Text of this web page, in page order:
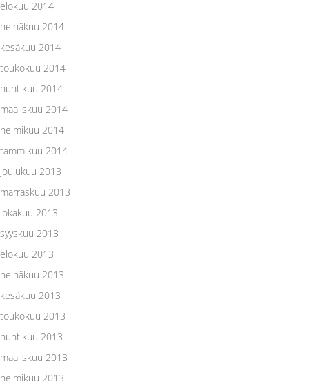
elokuu 2014
heinäkuu 2014
kesäkuu 2014
toukokuu 2014
huhtikuu 2014
maaliskuu 2014
helmikuu 2014
tammikuu 2014
joulukuu 2013
marraskuu 2013
lokakuu 2013
syyskuu 2013
elokuu 2013
heinäkuu 2013
kesäkuu 2013
toukokuu 2013
huhtikuu 2013
maaliskuu 2013
helmikuu 2013